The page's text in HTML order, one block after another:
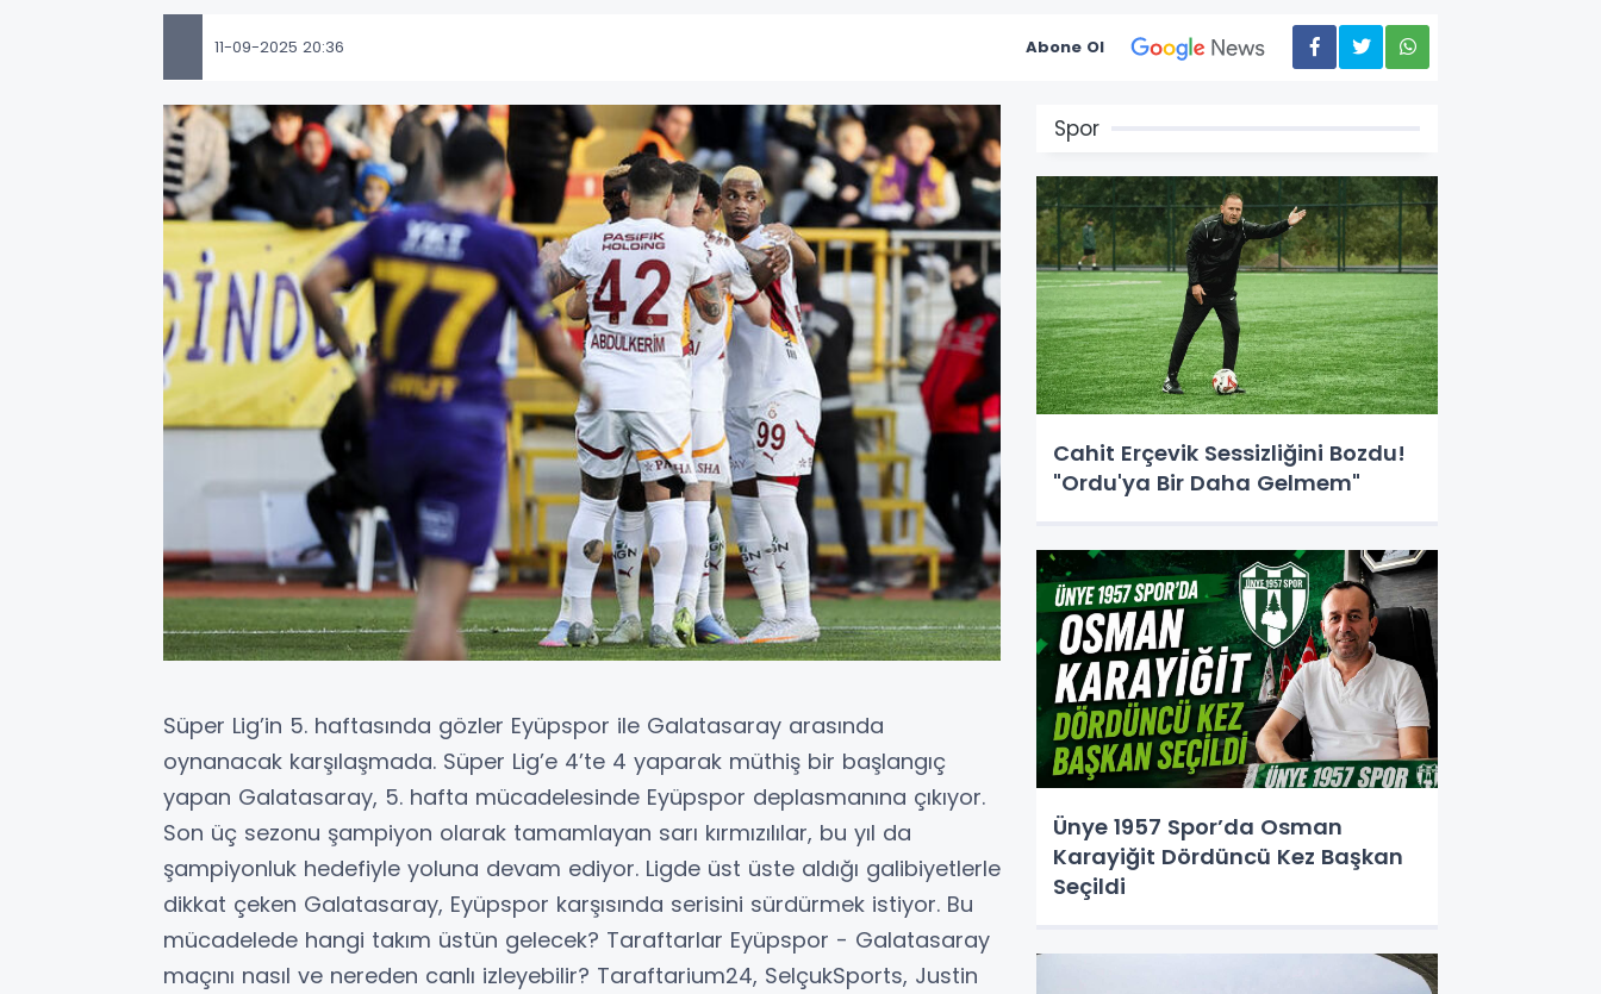
11-09-2025 20:36 Abone Ol
Süper Lig’in 5. haftasında gözler Eyüpspor ile Galatasaray arasında
oynanacak karşılaşmada. Süper Lig’e 4’te 4 yaparak müthiş bir başlangıç
yapan Galatasaray, 5. hafta mücadelesinde Eyüpspor deplasmanına çıkıyor.
Son üç sezonu şampiyon olarak tamamlayan sarı kırmızılılar, bu yıl da
şampiyonluk hedefiyle yoluna devam ediyor. Ligde üst üste aldığı galibiyetlerle
dikkat çeken Galatasaray, Eyüpspor karşısında serisini sürdürmek istiyor. Bu
mücadelede hangi takım üstün gelecek? Taraftarlar Eyüpspor - Galatasaray
maçını nasıl ve nereden canlı izleyebilir? Taraftarium24, SelçukSports, Justin
Spor
Cahit Erçevik Sessizliğini Bozdu!
"Ordu'ya Bir Daha Gelmem"
Ünye 1957 Spor’da Osman
Karayiğit Dördüncü Kez Başkan
Seçildi